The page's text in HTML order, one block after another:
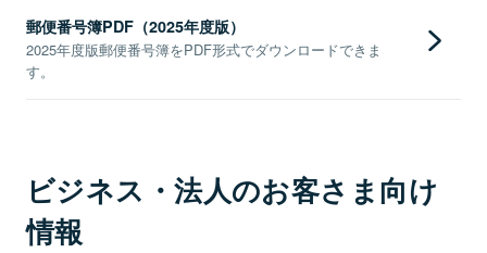
郵便番号簿PDF（2025年度版）
2025年度版郵便番号簿をPDF形式でダウンロードできま
す。
ビジネス・法人のお客さま向け
情報